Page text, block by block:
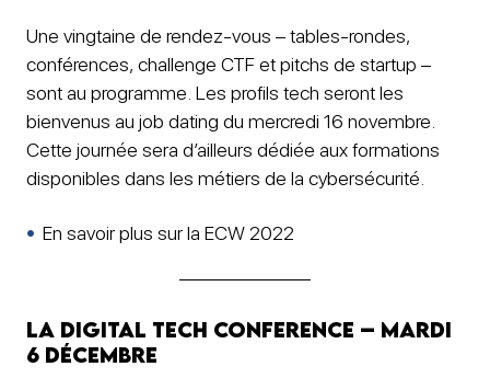
Une vingtaine de rendez-vous – tables-rondes,
conférences, challenge CTF et pitchs de startup –
sont au programme. Les profils tech seront les
bienvenus au job dating du mercredi 16 novembre.
Cette journée sera d’ailleurs dédiée aux formations
disponibles dans les métiers de la cybersécurité.
En savoir plus sur la ECW 2022
La Digital Tech Conference – mardi
6 décembre